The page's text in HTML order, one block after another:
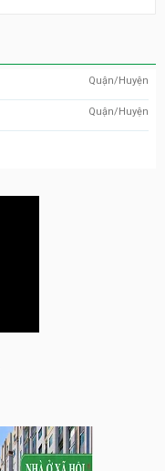
Quận/Huyện
Quận/Huyện